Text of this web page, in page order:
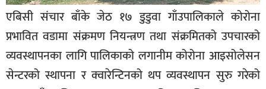
अचम्म
दुनिया
बिचार
कुराकानी
एबिसी संचार बाँके जेठ १७ डुडुवा गाँउपालिकाले कोरोना
प्रभावित वडामा संक्रमण नियन्त्रण तथा संक्रमितको उपचारको
व्यवस्थापनका लागि पालिकाको लगानीम कोरोना आइसोलेसन
सेन्टरको स्थापना र क्वारेन्टिनको थप व्यवस्थापन सुरु गरेको